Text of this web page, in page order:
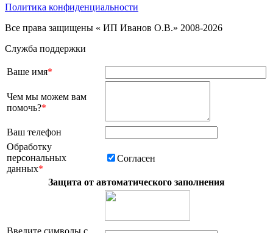
Политика конфиденциальности
Все права защищены « ИП Иванов О.В.» 2008-2026
Служба поддержки
Ваше имя*
Чем мы можем вам
помочь?*
Ваш телефон
Обработку
персональных
данных*
Согласен
Защита от автоматического заполнения
Введите символы с